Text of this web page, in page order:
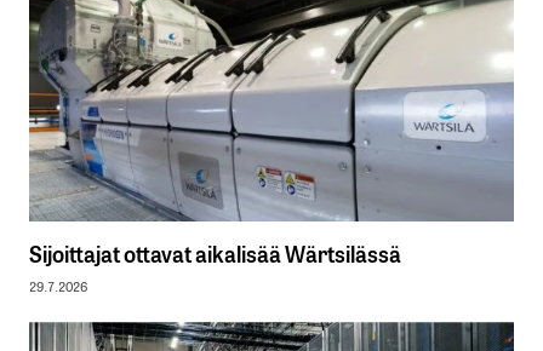
Sijoittajat ottavat aikalisää Wärtsilässä
29.7.2026